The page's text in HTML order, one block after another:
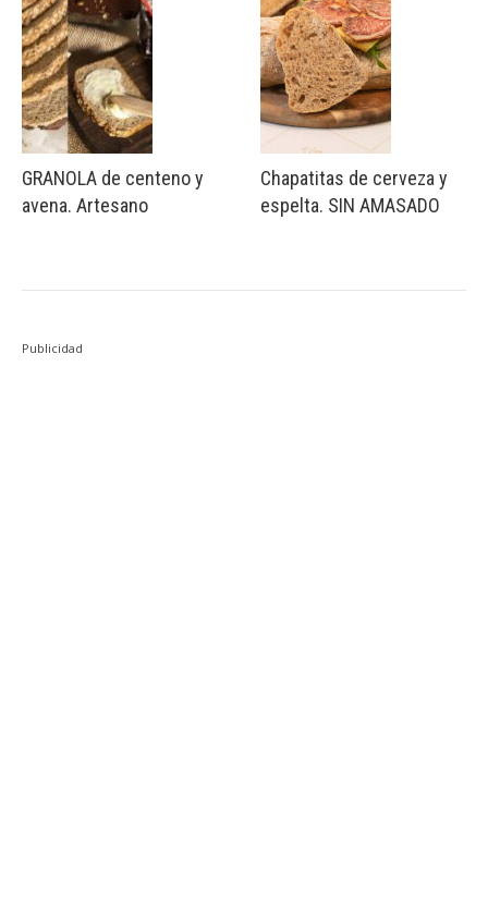
GRANOLA de centeno y
avena. Artesano
Chapatitas de cerveza y
espelta. SIN AMASADO
Publicidad